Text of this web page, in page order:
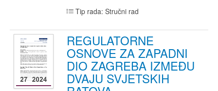
Tip rada: Stručni rad
REGULATORNE
OSNOVE ZA ZAPADNI
DIO ZAGREBA IZMEĐU
DVAJU SVJETSKIH